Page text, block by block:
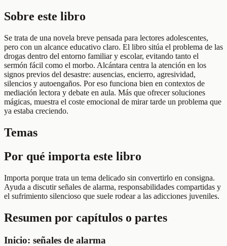
Sobre este libro
Se trata de una novela breve pensada para lectores adolescentes,
pero con un alcance educativo claro. El libro sitúa el problema de las
drogas dentro del entorno familiar y escolar, evitando tanto el
sermón fácil como el morbo. Alcántara centra la atención en los
signos previos del desastre: ausencias, encierro, agresividad,
silencios y autoengaños. Por eso funciona bien en contextos de
mediación lectora y debate en aula. Más que ofrecer soluciones
mágicas, muestra el coste emocional de mirar tarde un problema que
ya estaba creciendo.
Temas
Por qué importa este libro
Importa porque trata un tema delicado sin convertirlo en consigna.
Ayuda a discutir señales de alarma, responsabilidades compartidas y
el sufrimiento silencioso que suele rodear a las adicciones juveniles.
Resumen por capítulos o partes
Inicio: señales de alarma